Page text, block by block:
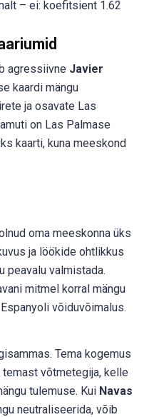
– ei: koefitsient 1.62
agressiivne Javier
kaardi mängu
ja osavate Las
on Las Palmase
kaarti, kuna meeskond
oma meeskonna üks
ja löökide ohtlikkus
peavalu valmistada.
mitmel korral mängu
võiduvõimalus.
Tema kogemus
võtmetegija, kelle
tulemuse. Kui Navas
neutraliseerida, võib